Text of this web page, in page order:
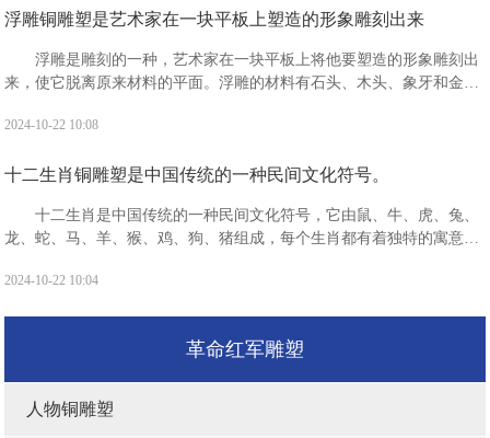
浮雕铜雕塑是艺术家在一块平板上塑造的形象雕刻出来
浮雕是雕刻的一种，艺术家在一块平板上将他要塑造的形象雕刻出
来，使它脱离原来材料的平面。浮雕的材料有石头、木头、象牙和金属
时也指表现形式。
2024-10-22 10:08
十二生肖铜雕塑是中国传统的一种民间文化符号。
十二生肖是中国传统的一种民间文化符号，它由鼠、牛、虎、兔、
龙、蛇、马、羊、猴、鸡、狗、猪组成，每个生肖都有着独特的寓意和
子孙繁衍，家业兴旺的象征。有生生不息，繁盛不衰之吉祥寓意。
2024-10-22 10:04
革命红军雕塑
人物铜雕塑